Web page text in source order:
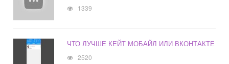
1339
ЧТО ЛУЧШЕ КЕЙТ МОБАЙЛ ИЛИ ВКОНТАКТЕ
2520